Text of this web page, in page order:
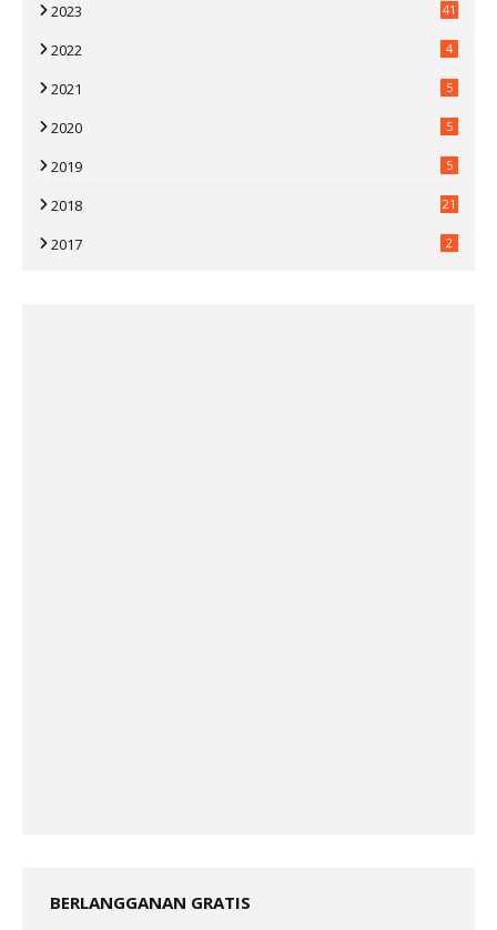
2023 41
2022 4
2021 5
2020 5
2019 5
2018 21
2017 2
BERLANGGANAN GRATIS